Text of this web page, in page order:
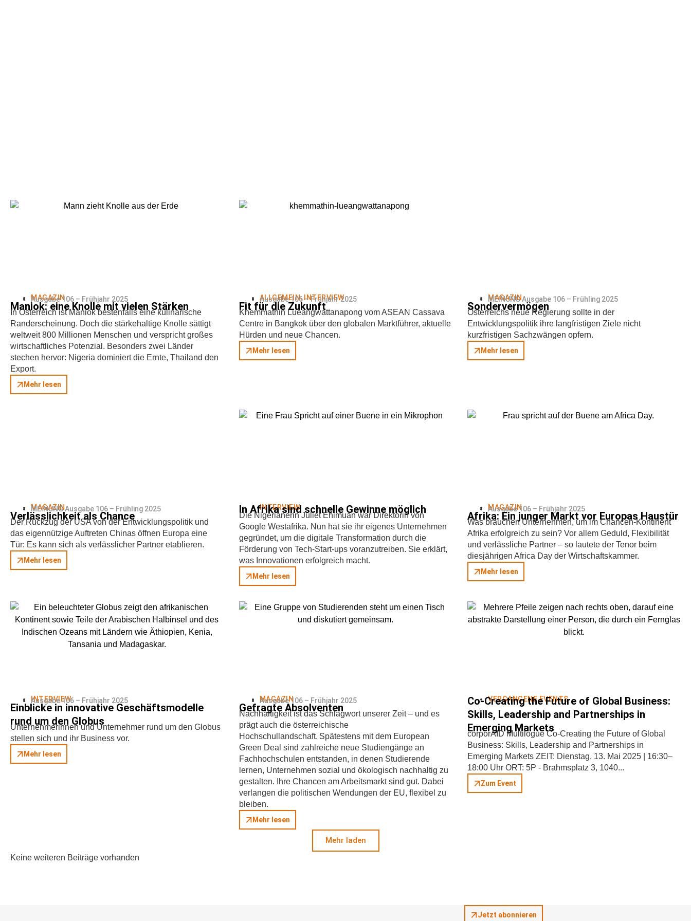
MAGAZIN
Ausgabe 106 – Frühjahr 2025
Maniok: eine Knolle mit vielen Stärken
In Österreich ist Maniok bestenfalls eine kulinarische
Randerscheinung. Doch die stärkehaltige Knolle sättigt
weltweit 800 Millionen Menschen und verspricht großes
wirtschaftliches Potenzial. Besonders zwei Länder
stechen hervor: Nigeria dominiert die Ernte, Thailand den
Export.
Mehr lesen
ALLGEMEIN, INTERVIEW
Ausgabe 106 – Frühjahr 2025
Fit für die Zukunft
Khemmathin Lueangwattanapong vom ASEAN Cassava
Centre in Bangkok über den globalen Marktführer, aktuelle
Hürden und neue Chancen.
Mehr lesen
MAGAZIN
MEINUNG Ausgabe 106 – Frühling 2025
Sondervermögen
Österreichs neue Regierung sollte in der
Entwicklungspolitik ihre langfristigen Ziele nicht
kurzfristigen Sachzwängen opfern.
Mehr lesen
MAGAZIN
MEINUNG Ausgabe 106 – Frühling 2025
Verlässlichkeit als Chance
Der Rückzug der USA von der Entwicklungspolitik und
das eigennützige Auftreten Chinas öffnen Europa eine
Tür: Es kann sich als verlässlicher Partner etablieren.
Mehr lesen
INTERVIEW
In Afrika sind schnelle Gewinne möglich
Die Nigerianerin Juliet Ehimuan war Direktorin von
Google Westafrika. Nun hat sie ihr eigenes Unternehmen
gegründet, um die digitale Transformation durch die
Förderung von Tech-Start-ups voranzutreiben. Sie erklärt,
was Innovationen erfolgreich macht.
Mehr lesen
MAGAZIN
Ausgabe 106 – Frühjahr 2025
Afrika: Ein junger Markt vor Europas Haustür
Was brauchen Unternehmen, um im Chancen-Kontinent
Afrika erfolgreich zu sein? Vor allem Geduld, Flexibilität
und verlässliche Partner – so lautete der Tenor beim
diesjährigen Africa Day der Wirtschaftskammer.
Mehr lesen
INTERVIEW
Ausgabe 106 – Frühjahr 2025
Einblicke in innovative Geschäftsmodelle
rund um den Globus
Unternehmerinnen und Unternehmer rund um den Globus
stellen sich und ihr Business vor.
Mehr lesen
MAGAZIN
Ausgabe 106 – Frühjahr 2025
Gefragte Absolventen
Nachhaltigkeit ist das Schlagwort unserer Zeit – und es
prägt auch die österreichische
Hochschullandschaft. Spätestens mit dem European
Green Deal sind zahlreiche neue Studiengänge an
Fachhochschulen entstanden, in denen Studierende
lernen, Unternehmen sozial und ökologisch nachhaltig zu
gestalten. Ihre Chancen am Arbeitsmarkt sind gut. Dabei
verlangen die politischen Wendungen der EU, flexibel zu
bleiben.
Mehr lesen
VERGANGENE EVENTS
Co-Creating the Future of Global Business:
Skills, Leadership and Partnerships in
Emerging Markets
corporAID Multilogue Co-Creating the Future of Global
Business: Skills, Leadership and Partnerships in
Emerging Markets ZEIT: Dienstag, 13. Mai 2025 | 16:30–
18:00 Uhr ORT: 5P - Brahmsplatz 3, 1040...
Zum Event
Mehr laden
Keine weiteren Beiträge vorhanden
Jetzt abonnieren